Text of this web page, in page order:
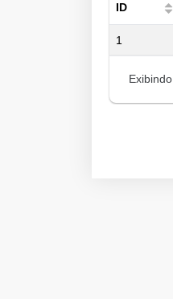
ID
1
Exibindo